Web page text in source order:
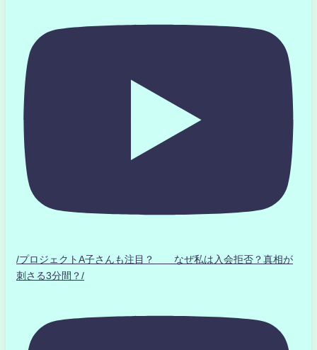
/プロジェクトA子さんも注目？ なぜ私は入会拒否？真相が
刺さる3分間？/